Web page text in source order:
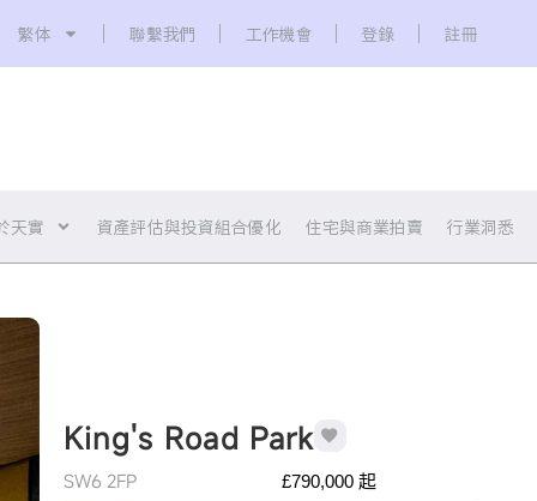
繁体 聯繫我們 工作機會 登錄 註冊
天實 資產評估與投資組合優化 住宅與商業拍賣 行業洞悉
King's Road Park
SW6 2FP £790,000 起